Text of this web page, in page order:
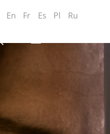
En Fr Es Pl Ru